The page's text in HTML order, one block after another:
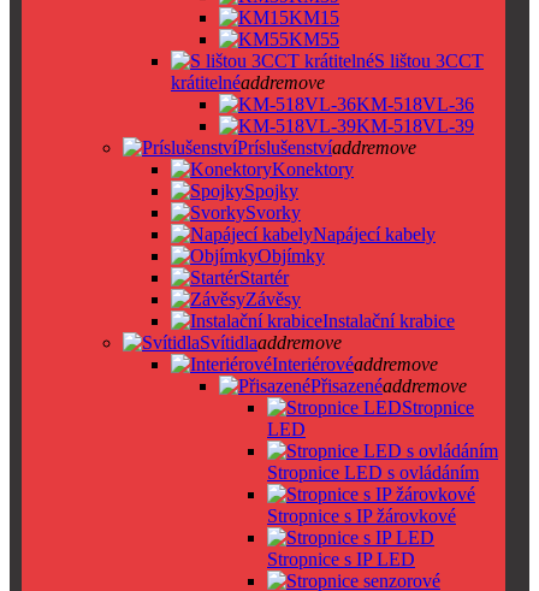
KM15
KM55
S lištou 3CCT
krátitelnéaddremove
KM-518VL-36
KM-518VL-39
Príslušenstvíaddremove
Konektory
Spojky
Svorky
Napájecí kabely
Objímky
Startér
Závěsy
Instalační krabice
Svítidlaaddremove
Interiérovéaddremove
Přisazenéaddremove
Stropnice
LED
Stropnice LED s ovládáním
Stropnice s IP žárovkové
Stropnice s IP LED